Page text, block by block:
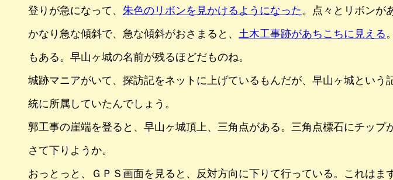
登りが急になって、 朱色のリボンを見かけるようになった 。点々とリボンが
かなり急な傾斜で、急な傾斜がおさまると、 土木工事跡があちこちに見える
もある。早山ヶ城の名前が残るほどだものね。
城跡マニアがいて、探訪記をネットに上げているもんだが、早山ヶ城とい
統に所属していたんでしょう。
郭工事の崖端を登ると、早山ヶ城頂上、三角点がある。三角点標石にチッ
さて下りようか。
おっとっと、ＧＰＳ画面を見ると、反対方向に下りて行っている。これは